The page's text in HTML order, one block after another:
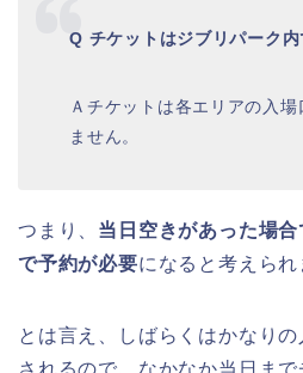
Q チケットはジブリパーク内
Ａチケットは各エリアの入場
ません。
つまり、 当日空きがあった場
で予約が必要になると考えられ
とは言え、しばらくはかなり